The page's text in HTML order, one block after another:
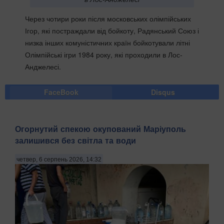
Через чотири роки після московських олімпійських
Ігор, які постраждали від бойкоту, Радянський Союз і
низка інших комуністичних країн бойкотували літні
Олімпійські ігри 1984 року, які проходили в Лос-
Анджелесі.
FaceBook Disqus
Огорнутий спекою окупований Маріуполь
залишився без світла та води
четвер, 6 серпень 2026, 14:32